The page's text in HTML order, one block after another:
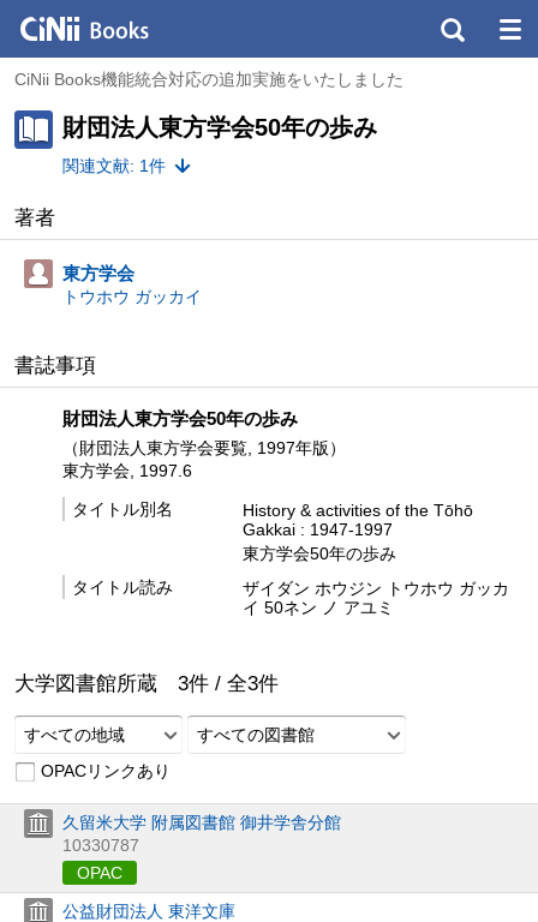
CiNii Books機能統合対応の追加実施をいたしました
財団法人東方学会50年の歩み
関連文献: 1件
著者
東方学会
トウホウ ガッカイ
書誌事項
財団法人東方学会50年の歩み
（財団法人東方学会要覧, 1997年版）
東方学会, 1997.6
タイトル別名
History & activities of the Tōhō
Gakkai : 1947-1997
東方学会50年の歩み
タイトル読み
ザイダン ホウジン トウホウ ガッカ
イ 50ネン ノ アユミ
大学図書館所蔵 3件 / 全3件
すべての地域
すべての図書館
OPACリンクあり
久留米大学 附属図書館 御井学舎分館
10330787
OPAC
公益財団法人 東洋文庫